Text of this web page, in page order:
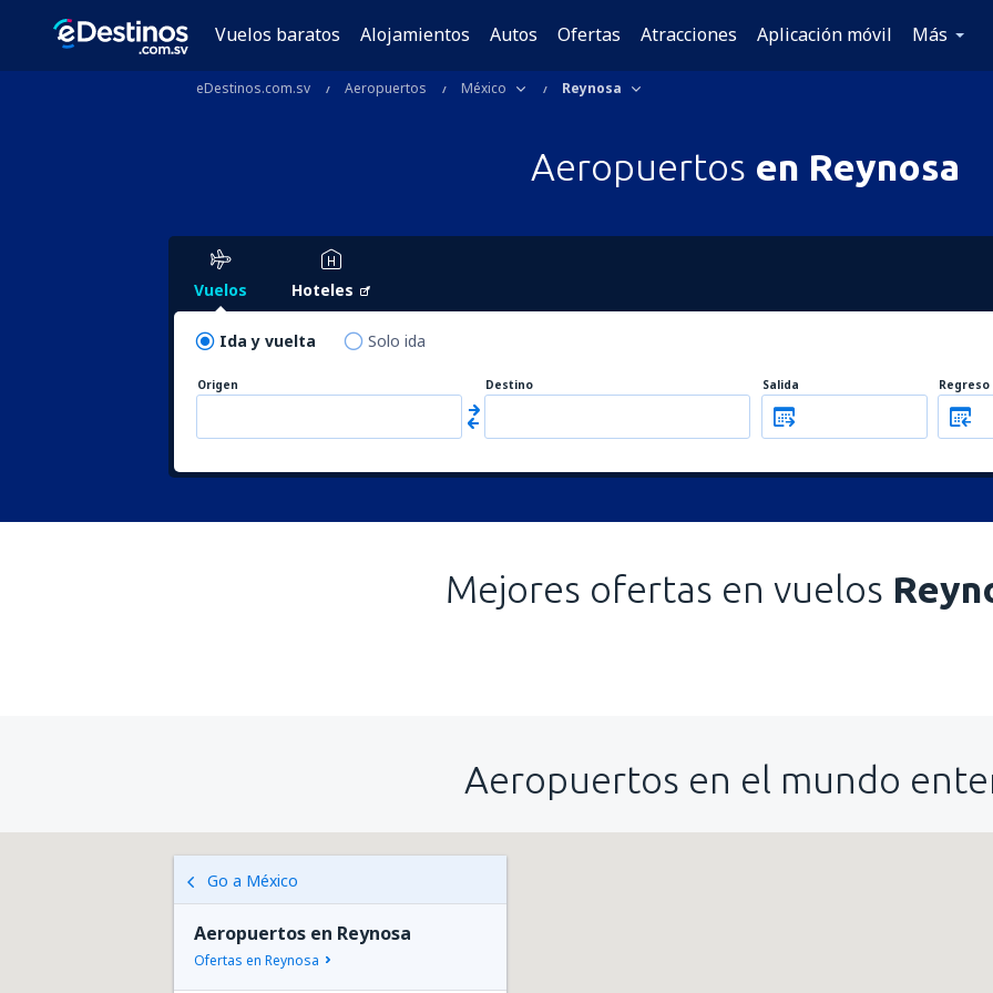
Vuelos baratos Alojamientos Autos Ofertas Atracciones Aplicación móvil Más
eDestinos.com.sv Aeropuertos México Reynosa
Aeropuertos en Reynosa
Vuelos Hoteles
Ida y vuelta Solo ida
Origen Destino Salida Regreso
Mejores ofertas en vuelos
Aeropuertos en el mundo
Go a México
Aeropuertos en Reynosa
Ofertas en Reynosa